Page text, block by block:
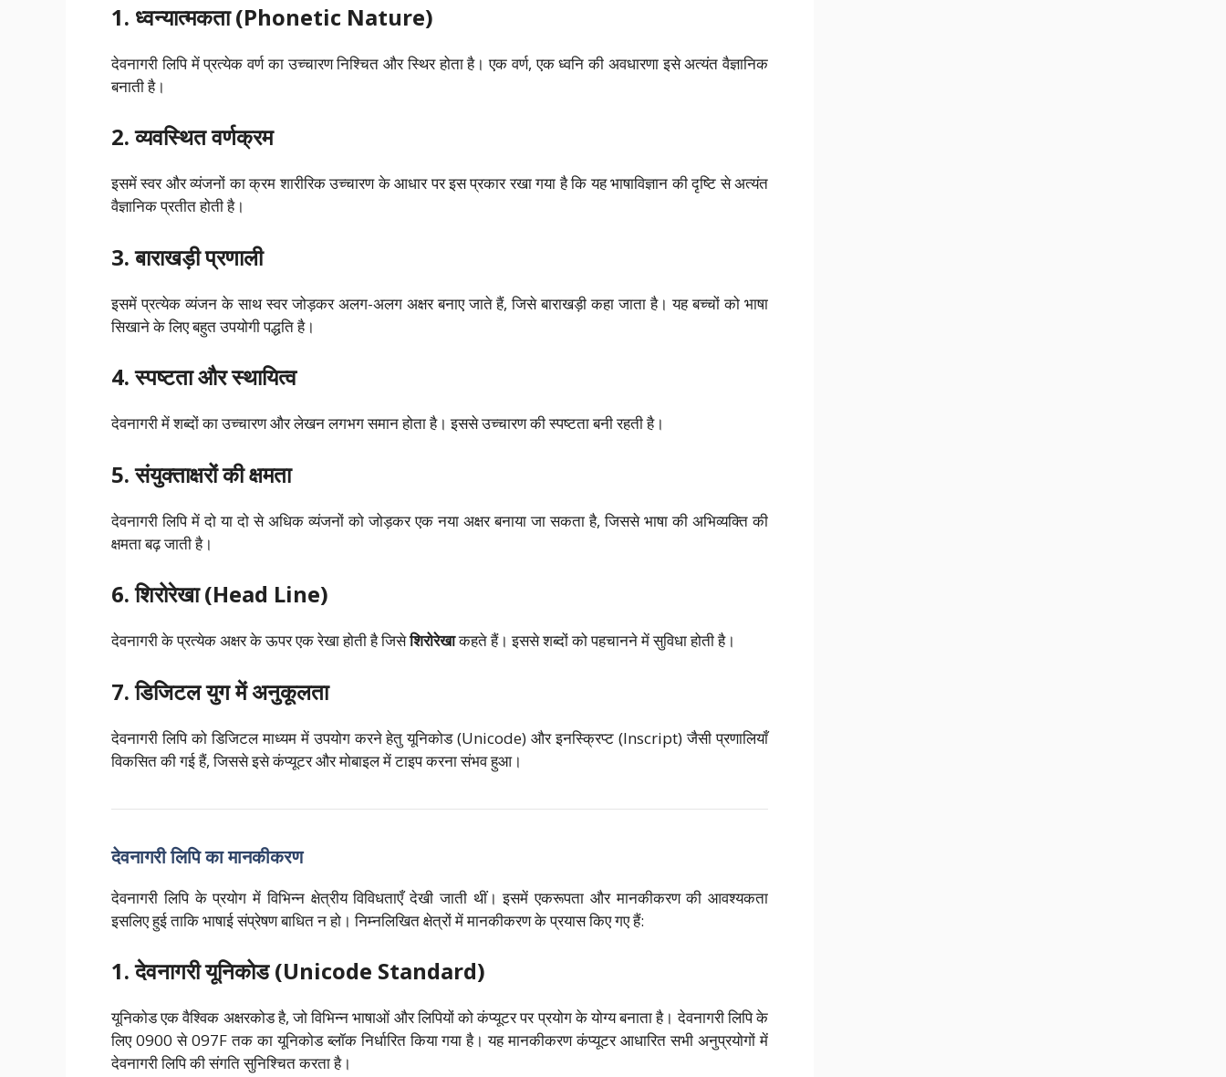
1. ध्वन्यात्मकता (Phonetic Nature)
देवनागरी लिपि में प्रत्येक वर्ण का उच्चारण निश्चित और स्थिर होता है। एक वर्ण, एक ध्वनि की अवधारणा इसे अत्यंत वैज्ञानिक
बनाती है।
2. व्यवस्थित वर्णक्रम
इसमें स्वर और व्यंजनों का क्रम शारीरिक उच्चारण के आधार पर इस प्रकार रखा गया है कि यह भाषाविज्ञान की दृष्टि से अत्यंत
वैज्ञानिक प्रतीत होती है।
3. बाराखड़ी प्रणाली
इसमें प्रत्येक व्यंजन के साथ स्वर जोड़कर अलग-अलग अक्षर बनाए जाते हैं, जिसे बाराखड़ी कहा जाता है। यह बच्चों को भाषा
सिखाने के लिए बहुत उपयोगी पद्धति है।
4. स्पष्टता और स्थायित्व
देवनागरी में शब्दों का उच्चारण और लेखन लगभग समान होता है। इससे उच्चारण की स्पष्टता बनी रहती है।
5. संयुक्ताक्षरों की क्षमता
देवनागरी लिपि में दो या दो से अधिक व्यंजनों को जोड़कर एक नया अक्षर बनाया जा सकता है, जिससे भाषा की अभिव्यक्ति की
क्षमता बढ़ जाती है।
6. शिरोरेखा (Head Line)
देवनागरी के प्रत्येक अक्षर के ऊपर एक रेखा होती है जिसेशिरोरेखाकहते हैं। इससे शब्दों को पहचानने में सुविधा होती है।
7. डिजिटल युग में अनुकूलता
देवनागरी लिपि को डिजिटल माध्यम में उपयोग करने हेतु यूनिकोड (Unicode) और इनस्क्रिप्ट (Inscript) जैसी प्रणालियाँ
विकसित की गई हैं, जिससे इसे कंप्यूटर और मोबाइल में टाइप करना संभव हुआ।
देवनागरी लिपि का मानकीकरण
देवनागरी लिपि के प्रयोग में विभिन्न क्षेत्रीय विविधताएँ देखी जाती थीं। इसमें एकरूपता और मानकीकरण की आवश्यकता
इसलिए हुई ताकि भाषाई संप्रेषण बाधित न हो। निम्नलिखित क्षेत्रों में मानकीकरण के प्रयास किए गए हैं:
1. देवनागरी यूनिकोड (Unicode Standard)
यूनिकोड एक वैश्विक अक्षरकोड है, जो विभिन्न भाषाओं और लिपियों को कंप्यूटर पर प्रयोग के योग्य बनाता है। देवनागरी लिपि के
लिए 0900 से 097F तक का यूनिकोड ब्लॉक निर्धारित किया गया है। यह मानकीकरण कंप्यूटर आधारित सभी अनुप्रयोगों में
देवनागरी लिपि की संगति सुनिश्चित करता है।